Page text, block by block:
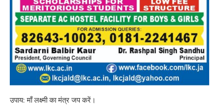
उपाय: माँ लक्ष्मी का मंत्र जप करें।